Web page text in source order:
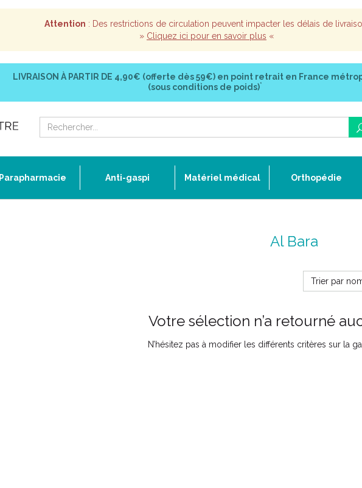
Attention : Des restrictions de circulation peuvent impacter les délais de
» Cliquez ici pour en savoir plus «
LIVRAISON À PARTIR DE 4,90€ (offerte dès 59€) en point retrait en France
(sous conditions de poids)*
Parapharmacie Anti-gaspi Matériel médical Orthopédie
Al Bara
Trier par
Votre sélection n’a retourné
N’hésitez pas à modifier les différents critères sur la